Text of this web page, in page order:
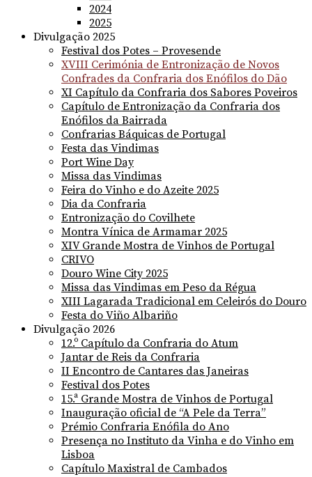
2024
2025
Divulgação 2025
Festival dos Potes – Provesende
XVIII Cerimónia de Entronização de Novos
Confrades da Confraria dos Enófilos do Dão
XI Capítulo da Confraria dos Sabores Poveiros
Capítulo de Entronização da Confraria dos
Enófilos da Bairrada
Confrarias Báquicas de Portugal
Festa das Vindimas
Port Wine Day
Missa das Vindimas
Feira do Vinho e do Azeite 2025
Dia da Confraria
Entronização do Covilhete
Montra Vínica de Armamar 2025
XIV Grande Mostra de Vinhos de Portugal
CRIVO
Douro Wine City 2025
Missa das Vindimas em Peso da Régua
XIII Lagarada Tradicional em Celeirós do Douro
Festa do Viño Albariño
Divulgação 2026
12.º Capítulo da Confraria do Atum
Jantar de Reis da Confraria
II Encontro de Cantares das Janeiras
Festival dos Potes
15.ª Grande Mostra de Vinhos de Portugal
Inauguração oficial de “A Pele da Terra”
Prémio Confraria Enófila do Ano
Presença no Instituto da Vinha e do Vinho em
Lisboa
Capítulo Maxistral de Cambados